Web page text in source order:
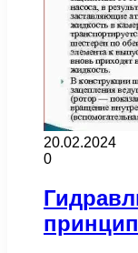
20.02.2024
0